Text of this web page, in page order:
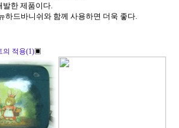
발한 제품이다.
하드바니쉬와 함께 사용하면 더욱 좋다.
의 적용(1)▣